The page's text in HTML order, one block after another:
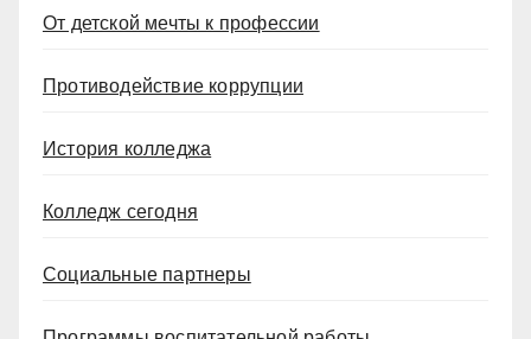
От детской мечты к профессии
Противодействие коррупции
История колледжа
Колледж сегодня
Социальные партнеры